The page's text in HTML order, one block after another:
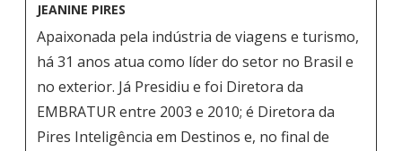
JEANINE PIRES
Apaixonada pela indústria de viagens e turismo,
há 31 anos atua como líder do setor no Brasil e
no exterior. Já Presidiu e foi Diretora da
EMBRATUR entre 2003 e 2010; é Diretora da
Pires Inteligência em Destinos e, no final de